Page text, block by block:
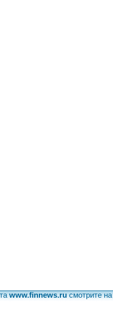
www.finnews.ruсмотрите